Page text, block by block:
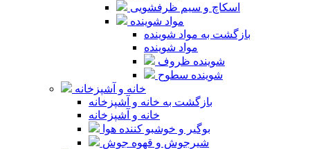
اسکاچ و سیم ظرفشویی
مواد شوینده
بازگشت به مواد شوینده
مواد شوینده
شوینده ظروف
شوینده سطوح
خانه و آشپزخانه
بازگشت به خانه و آشپزخانه
خانه و آشپزخانه
بوگیر و خوشبو کننده هوا
شیرجوش و قهوه جوش